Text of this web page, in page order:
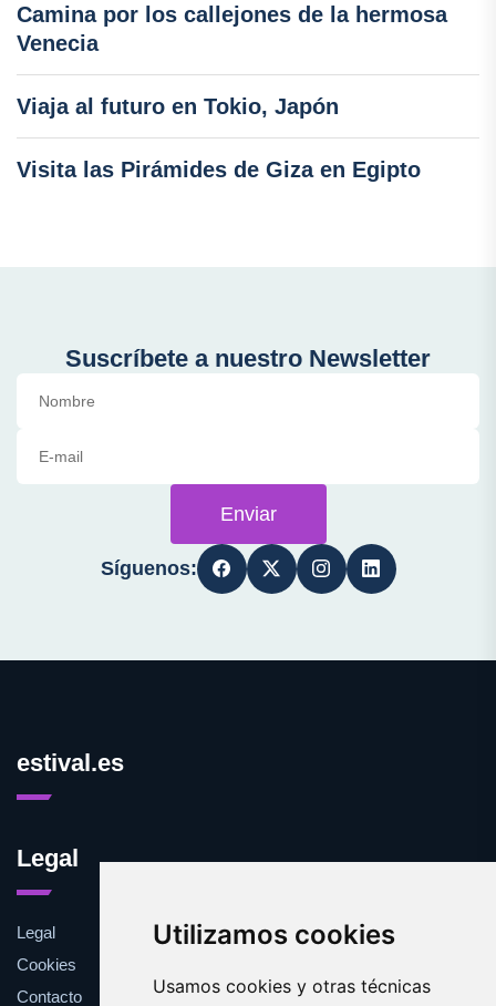
Utilizamos cookies
Usamos cookies y otras técnicas
Camina por los callejones de la hermosa
Venecia
Viaja al futuro en Tokio, Japón
Visita las Pirámides de Giza en Egipto
Suscríbete a nuestro Newsletter
Enviar
Síguenos:
estival.es
Legal
Legal
Cookies
Contacto